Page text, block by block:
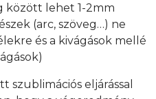
között lehet 1-2mm
(arc, szöveg…) ne
és a kivágások mellé
eljárással